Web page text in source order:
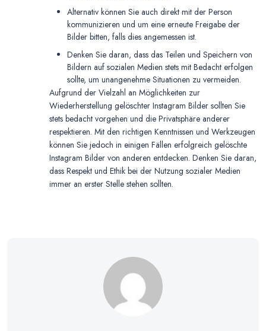
Alternativ können Sie auch direkt mit der Person
kommunizieren und um eine erneute Freigabe der
Bilder bitten, falls dies angemessen ist.
Denken Sie daran, dass das Teilen und Speichern von
Bildern auf sozialen Medien stets mit Bedacht erfolgen
sollte, um unangenehme Situationen zu vermeiden.
Aufgrund der Vielzahl an Möglichkeiten zur
Wiederherstellung gelöschter Instagram Bilder sollten Sie
stets bedacht vorgehen und die Privatsphäre anderer
respektieren. Mit den richtigen Kenntnissen und Werkzeugen
können Sie jedoch in einigen Fällen erfolgreich gelöschte
Instagram Bilder von anderen entdecken. Denken Sie daran,
dass Respekt und Ethik bei der Nutzung sozialer Medien
immer an erster Stelle stehen sollten.